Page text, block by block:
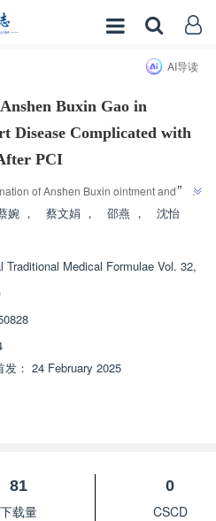
AI导读
Buxin Gao in
Disease Complicated with
PCI
of Anshen Buxin ointment and oral
clinical symptoms of patients with
heart disease PCI. Anshen Buxin
significantly improve patients' sleep
side effects, and open up new
and Western medicine
”
婉 ， 蔡文娟 ， 邵燕 ，
沈怡
Medical Formulae Vol. 32,
发： 24 February 2025
81
下载量
0
CSCD